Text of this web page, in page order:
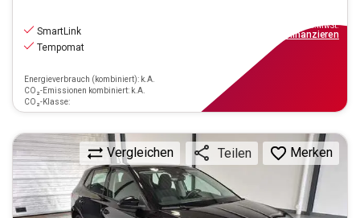
SmartLink
Tempomat
Energieverbrauch (kombiniert): k.A.
CO₂-Emissionen kombiniert: k.A.
CO₂-Klasse:
inkl.MwSt.
finanzieren
Vergleichen Teilen Merken